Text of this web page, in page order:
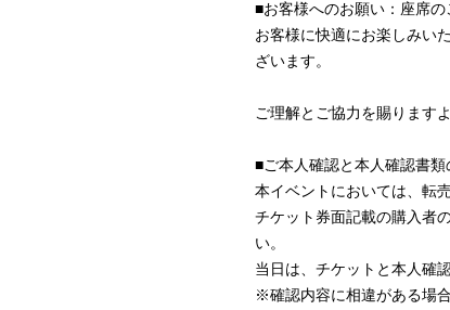
■お客様へのお願い：座席の
お客様に快適にお楽しみい
ざいます。
ご理解とご協力を賜ります
■ご本人確認と本人確認書類
本イベントにおいては、転
チケット券面記載の購入者
い。
当日は、チケットと本人確
※確認内容に相違がある場